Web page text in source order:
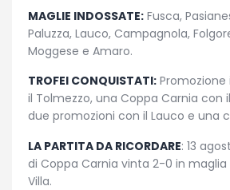
MAGLIE INDOSSATE: Fusca, P
Paluzza, Lauco, Campagnola,
Moggese e Amaro.
TROFEI CONQUISTATI: Promozione
il Tolmezzo, una Coppa Carnia con
due promozioni con il Lauco e una
LA PARTITA DA RICORDARE: 13
di Coppa Carnia vinta 2-0 in
Villa.